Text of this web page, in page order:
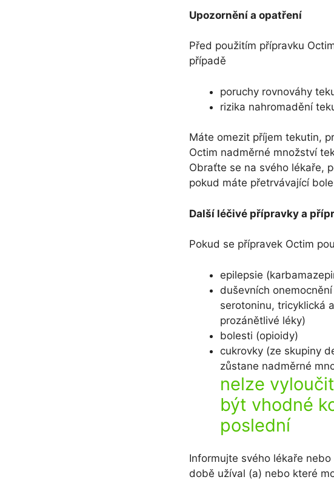
Upozornění a opatření
Před použitím přípravku
případě
poruchy rovnováhy
rizika nahromadění
Máte omezit příjem tekutin,
Octim nadměrné množství
Obraťte se na svého lékaře,
pokud máte přetrvávající
Další léčivé přípravky a
Pokud se přípravek Octim
epilepsie
duševních
serotoninu, tricyklická
prozánětlivé léky)
bolesti (opioidy)
cukrovky (ze skupiny
zůstane nadměrné
nelze
být vhodné
poslední
Informujte svého lékaře
době užíval (a) nebo které